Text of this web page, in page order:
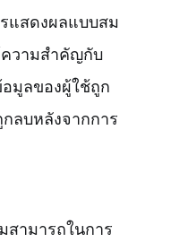
แสดงผลแบบสม
ความสำคัญกับ
มูลของผู้ใช้ถูก
ลบหลังจากการ
สามารถในการ